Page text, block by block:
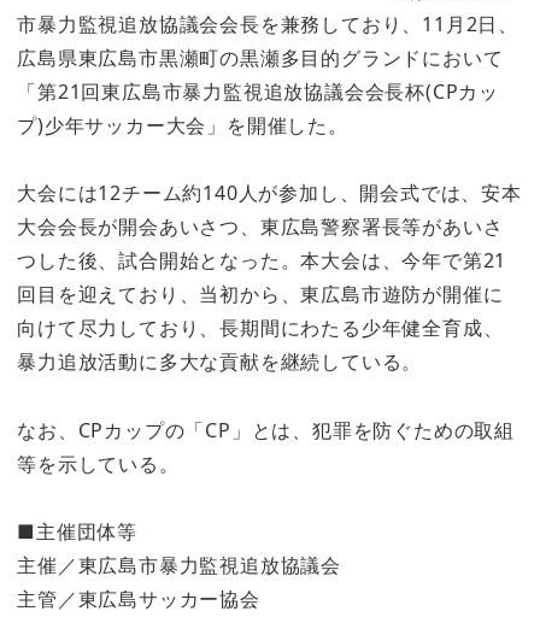
市暴力監視追放協議会会長を兼務しており、11月2日、
広島県東広島市黒瀬町の黒瀬多目的グランドにおいて
「第21回東広島市暴力監視追放協議会会長杯(CPカッ
プ)少年サッカー大会」を開催した。
大会には12チーム約140人が参加し、開会式では、安本
大会会長が開会あいさつ、東広島警察署長等があいさ
つした後、試合開始となった。本大会は、今年で第21
回目を迎えており、当初から、東広島市遊防が開催に
向けて尽力しており、長期間にわたる少年健全育成、
暴力追放活動に多大な貢献を継続している。
なお、CPカップの「CP」とは、犯罪を防ぐための取組
等を示している。
■主催団体等
主催／東広島市暴力監視追放協議会
主管／東広島サッカー協会